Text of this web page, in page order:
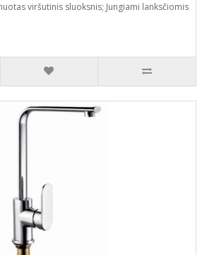
viršutinis sluoksnis; Jungiami lanksčiomis